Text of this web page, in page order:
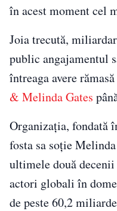
în acest moment cel
Joia trecută,
public angajamentul
întreaga avere
& Melinda Gates
Organizația, fondată
fosta sa soție
ultimele două
actori globali în
de peste 60,2